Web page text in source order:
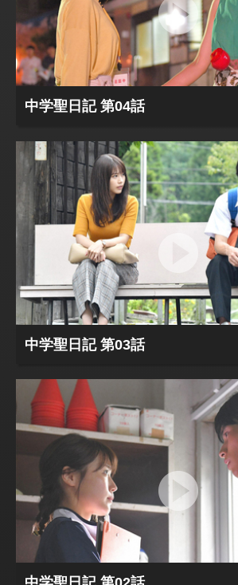
中学聖日記 第04話
中学聖日記 第03話